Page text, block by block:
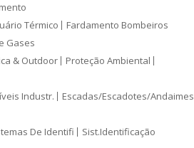
Térmico Fardamento Bombeiros
Gases
& Outdoor
Proteção Ambiental
Industr.
Escadas/Escadotes/Andaimes
De Identifi Sist.Identificação